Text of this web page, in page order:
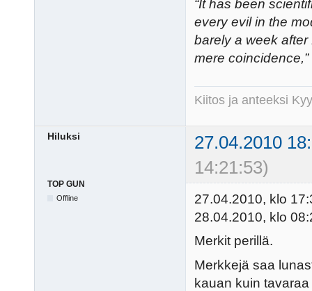
“It has been
every evil in the
barely a week after
mere
Kiitos ja anteeksi
Hiluksi
27.04.2010
14:21:53)
TOP GUN
Offline
27.04.2010, klo
28.04.2010, klo
Merkit perillä.
Merkkejä saa
kauan kuin tavaraa